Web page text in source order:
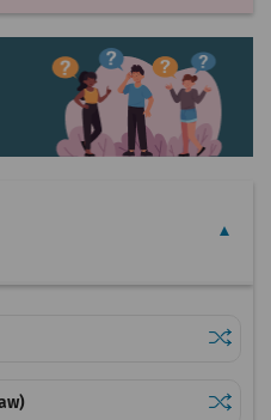
się w nowej karcie